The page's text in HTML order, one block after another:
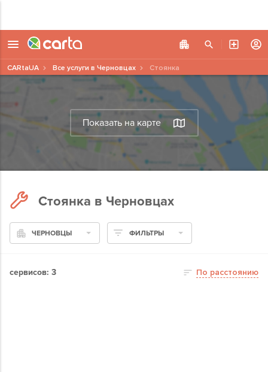
Показать на карте
CARtaUA Все услуги в Черновцах Стоянка
Стоянка в Черновцах
ЧЕРНОВЦЫ ФИЛЬТРЫ
сервисов: 3 По расстоянию